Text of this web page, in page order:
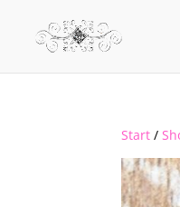
Start /